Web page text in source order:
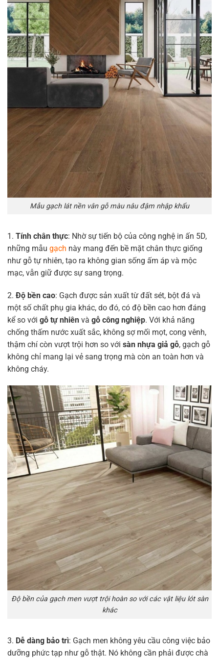
Mẫu gạch lát nền vân gỗ màu nâu đậm nhập khẩu
1. Tính chân thực: Nhờ sự tiến bộ của công nghệ in ấn 5D,
những mẫu gạch này mang đến bề mặt chân thực giống
như gỗ tự nhiên, tạo ra không gian sống ấm áp và mộc
mạc, vẫn giữ được sự sang trọng.
2. Độ bền cao: Gạch được sản xuất từ đất sét, bột đá và
một số chất phụ gia khác, do đó, có độ bền cao hơn đáng
kể so với gỗ tự nhiên và gỗ công nghiệp. Với khả năng
chống thấm nước xuất sắc, không sợ mối mọt, cong vênh,
thậm chí còn vượt trội hơn so với sàn nhựa giả gỗ, gạch gỗ
không chỉ mang lại vẻ sang trọng mà còn an toàn hơn và
không cháy.
Độ bền của gạch men vượt trội hoàn so với các vật liệu lót sàn
khác
3. Dễ dàng bảo trì: Gạch men không yêu cầu công việc bảo
dưỡng phức tạp như gỗ thật. Nó không cần phải được chà